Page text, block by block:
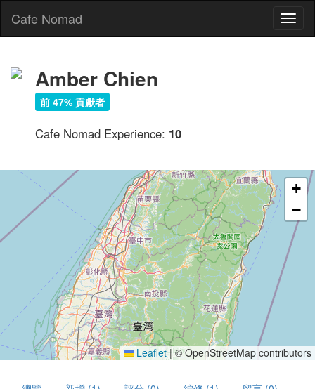
Cafe Nomad
Amber Chien
前 47% 貢獻者
Cafe Nomad Experience: 10
+
−
Leaflet |© OpenStreetMap contributors